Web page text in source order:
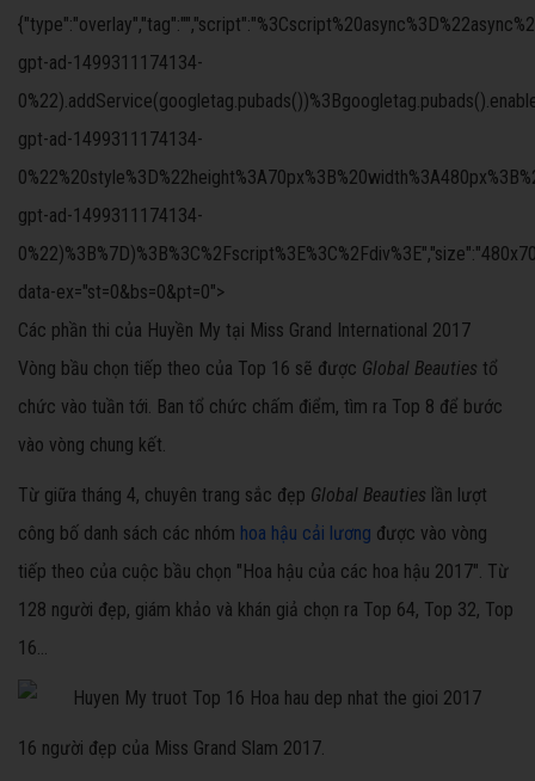
gpt-ad-1499311174134-
gpt-ad-1499311174134-
gpt-ad-1499311174134-
data-ex="st=0&bs=0&pt=0">
Các phần thi của Huyền My tại Miss Grand International 2017
Vòng bầu chọn tiếp theo của Top 16 sẽ được Global Beauties tổ
chức vào tuần tới. Ban tổ chức chấm điểm, tìm ra Top 8 để bước
vào vòng chung kết.
Từ giữa tháng 4, chuyên trang sắc đẹp Global Beauties lần lượt
công bố danh sách các nhóm hoa hậu cải lương được vào vòng
tiếp theo của cuộc bầu chọn "Hoa hậu của các hoa hậu 2017". Từ
128 người đẹp, giám khảo và khán giả chọn ra Top 64, Top 32, Top
16...
16 người đẹp của Miss Grand Slam 2017.